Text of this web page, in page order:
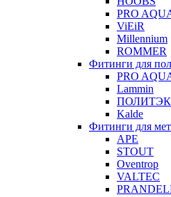
PRO
ViEiR
Millennium
ROMMER
Фитинги для
PRO
Lammin
ПОЛИТЭК
Kalde
Фитинги для
APE
STOUT
Oventrop
VALTEC